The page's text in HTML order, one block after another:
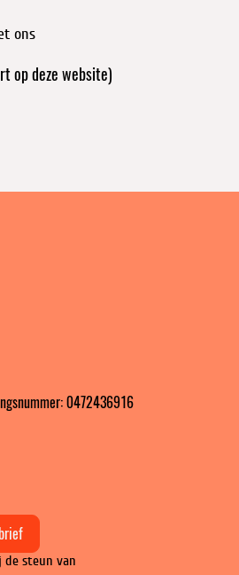
ons
op deze website)
0472436916
de steun van